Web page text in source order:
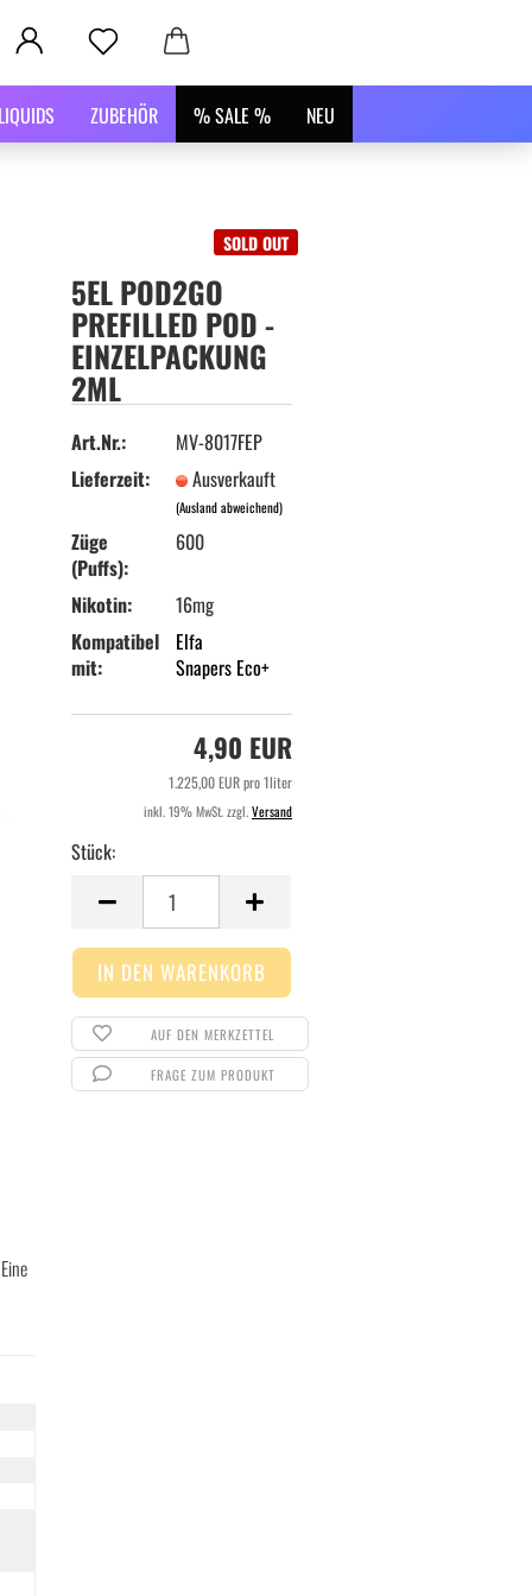
ZUBEHÖR % SALE % NEU
SOLD OUT
5EL POD2GO
PREFILLED POD -
EINZELPACKUNG
2ML
Art.Nr.:
MV-8017FEP
Lieferzeit:
Ausverkauft
(Ausland abweichend)
Züge
(Puffs):
600
Nikotin:
16mg
Kompatibel
mit:
Elfa
Snapers Eco+
4,90 EUR
1.225,00 EUR pro 1liter
inkl. 19% MwSt. zzgl.Versand
Stück:
Stück
AUF DEN MERKZETTEL
FRAGE ZUM PRODUKT